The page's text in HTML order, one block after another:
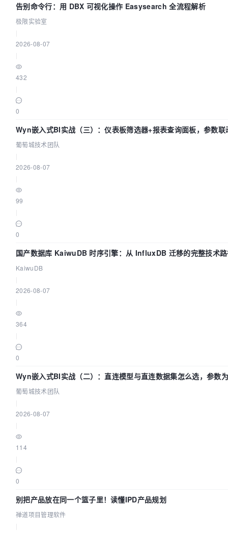
告别命令行：用 DBX 可视化操作 Easysearch 全流程解析
极限实验室
2026-08-07
432
0
Wyn嵌入式BI实战（三）：仪表板筛选器+报表查询面板，参数联
葡萄城技术团队
2026-08-07
99
0
国产数据库 KaiwuDB 时序引擎：从 InfluxDB 迁移的完整技术
KaiwuDB
2026-08-07
364
0
Wyn嵌入式BI实战（二）：直连模型与直连数据集怎么选，参数
效？| 葡萄城技术团队
葡萄城技术团队
2026-08-07
114
0
别把产品放在同一个篮子里！读懂IPD产品规划
禅道项目管理软件